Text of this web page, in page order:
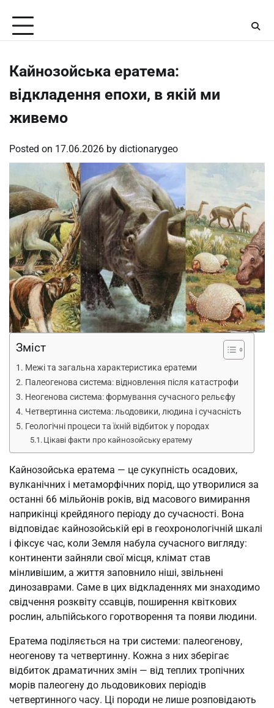
content
Кайнозойська ератема:
відкладення епохи, в якій ми
живемо
Posted on 17.06.2026 by dictionarygeo
Зміст
Межі та загальна характеристика ератеми
Палеогенова система: відновлення після катастрофи
Неогенова система: формування сучасного рельєфу
Четвертинна система: льодовики, людина і сучасність
Геологічні процеси та їхній відбиток у породах
Цікаві факти про кайнозойську ератему
Кайнозойська ератема — це сукупність осадових,
вулканічних і метаморфічних порід, що утворилися за
останні 66 мільйонів років, від масового вимирання
наприкінці крейдяного періоду до сучасності. Вона
відповідає кайнозойській ері в геохронологічній шкалі
і фіксує час, коли Земля набула сучасного вигляду:
континенти зайняли свої місця, клімат став
мінливішим, а життя заповнило ніші, звільнені
динозаврами. Саме в цих відкладеннях ми знаходимо
свідчення розквіту ссавців, поширення квіткових
рослин, альпійського горотворення та появи людини.
Ератема поділяється на три системи: палеогенову,
неогенову та четвертинну. Кожна з них зберігає
відбиток драматичних змін — від теплих тропічних
морів палеогену до льодовикових періодів
четвертинного часу. Ці породи не лише розповідають